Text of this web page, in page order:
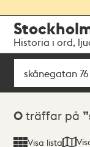
navigationen
huvudinnehållet
Historia i ord,
Sök
Sökresultat
0 träffar på
Visa lista